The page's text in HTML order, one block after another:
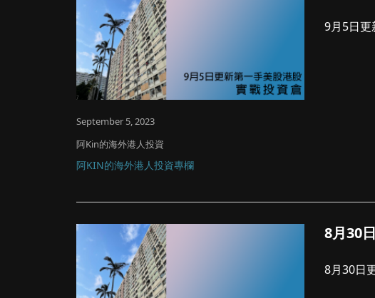
September 5, 2023
阿Kin的海外港人投資
阿KIN的海外港人投資專欄
8月30